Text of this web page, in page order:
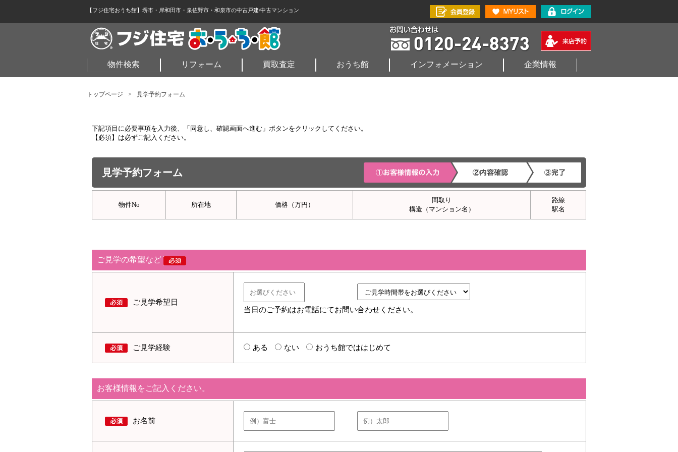
【フジ住宅おうち館】堺市・岸和田市・泉佐野市・和泉市の中古戸建/中古マンション
物件検索 リフォーム 買取査定 おうち館 インフォメーション 企業情報
トップページ > 見学予約フォーム
下記項目に必要事項を入力後、「同意し、確認画面へ進む」ボタンをクリックしてください。
【必須】は必ずご記入ください。
見学予約フォーム
物件No 所在地 価格 （万円）
間取り
構造（マンション名）
路線
駅名
ご見学の希望など
ご見学希望日
当日のご予約はお電話にてお問い合わせください。
ご見学経験 ある ない おうち館でははじめて
お客様情報をご記入ください。
お名前